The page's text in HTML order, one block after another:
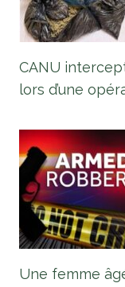
CANU
lors d’une
Une femme